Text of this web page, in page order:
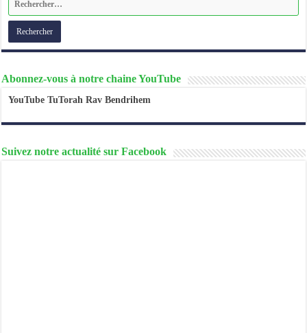
Abonnez-vous à notre chaine YouTube
YouTube TuTorah Rav Bendrihem
Suivez notre actualité sur Facebook